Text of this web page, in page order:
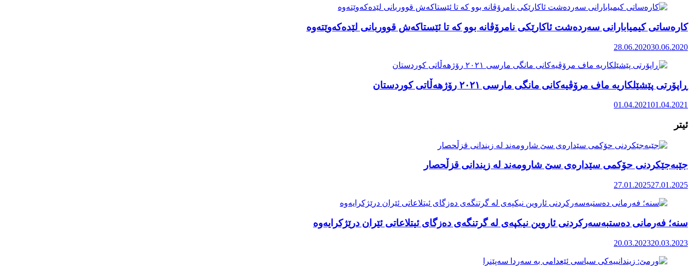
کارەساتی کیمیابارانی سەردەشت ئاکارێکی نامرۆڤانە بوو کە تا ئێستاکەش قووربانی لێدەکەوێتەوە
28.06.202030.06.2020
ڕاپۆرتی پێشێلکاریە ماف مرۆڤیەکانی مانگی مارسی ٢٠٢١ رۆژهەڵاتی کوردستان
01.04.202101.04.2021
ئیتر
جێبەجێکردنی حۆکمی سێدارەی سێ شارومەند لە زیندانی قزڵحصار
27.01.202527.01.2025
سنە؛ فەرمانی دەستبەسەرکردنی ئاروین نیکپەی لە گرتنگەی دەزگای ئیتلاعاتی ئێران درێژکرایەوە
20.03.202320.03.2023